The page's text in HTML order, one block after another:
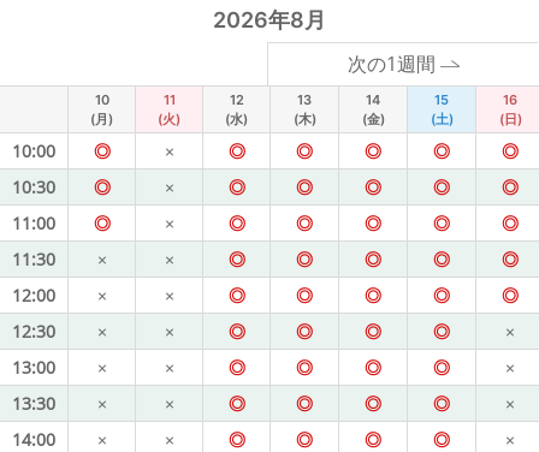
2026年8月
次の1週間
10
(月)
11
(火)
12
(水)
13
(木)
14
(金)
15
(土)
16
(日)
10:00 ◎ × ◎ ◎ ◎ ◎
◎
10:30
◎ × ◎ ◎ ◎ ◎
◎
11:00
◎ × ◎ ◎ ◎ ◎
◎
11:30
× × ◎ ◎ ◎ ◎
◎
12:00
× × ◎ ◎ ◎ ◎
◎
12:30
× × ◎ ◎ ◎ ◎
×
13:00
× × ◎ ◎ ◎ ◎
×
13:30
× × ◎ ◎ ◎ ◎
×
14:00
× × ◎ ◎ ◎ ◎
×